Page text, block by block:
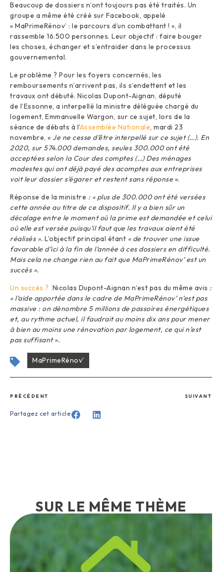
Beaucoup de dossiers n’ont toujours pas été traités. Un
groupe a même été créé sur Facebook, appelé
« MaPrimeRénov’ : le parcours d’un combattant ! », il
rassemble 16.500 personnes. Leur objectif : faire bouger
les choses, échanger et s’entraider dans le processus
gouvernemental.
Le problème ? Pour les foyers concernés, les
remboursements n’arrivent pas, ils s’endettent et les
travaux ont débuté. Nicolas Dupont-Aignan, député
de l’Essonne, a interpellé la ministre déléguée chargé du
logement, Emmanuelle Wargon, sur ce sujet, lors de la
séance de débats à l’Assemblée Nationale, mardi 23
novembre, « Je ne cesse d’être interpellé sur ce sujet (…). En
2020, sur 574.000 demandes, seules 300.000 ont été
acceptées selon la Cour des comptes (…) Des ménages
modestes qui ont déjà payé des acomptes aux entreprises
voit leur dossier s’égarer et restent sans réponse ».
Réponse de la ministre : « plus de 300.000 ont été versées
cette année au titre de ce dispositif. Il y a bien sûr un
décalage entre le moment où la prime est demandée et celui
où elle est versée puisqu’il faut que les travaux aient été
réalisés ». L’objectif principal étant « de trouver une issue
favorable d’ici à la fin de l’année à ces dossiers en difficulté.
Mais cela ne change rien au fait que MaPrimeRénov’ est un
succès ».
Un succès ? Nicolas Dupont-Aignan n’est pas du même avis :
« l’aide apportée dans le cadre de MaPrimeRénov’ n’est pas
massive : on dénombre 5 millions de passoires énergétiques
et, au rythme actuel, il faudrait au moins dix ans pour mener
à bien au moins une rénovation par logement, ce qui n’est
pas suffisant ».
MaPrimeRénov'
PRÉCÉDENT SUIVANT
Partagez cet article
SUR LE MÊME THÈME